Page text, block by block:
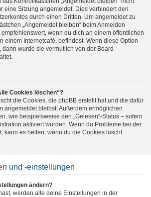
eine Sitzung angemeldet. Dies verhindert den
durch einen Dritten. Um angemeldet zu
„Angemeldet bleiben“ beim Anmelden
wenn du dich an einem öffentlichen
einem Internetcafé, befindest. Wenn diese Option
dann wurde sie vermutlich von der Board-
Cookies löschen“?
die Cookies, die phpBB erstellt hat und die dafür
angemeldet bleibst. Außerdem ermöglichen
wie beispielsweise den „Gelesen“-Status – sofern
aktiviert wurden. Wenn du Probleme bei der
kann es helfen, wenn du die Cookies löscht.
und -einstellungen
ändern?
werden alle deine Einstellungen in der